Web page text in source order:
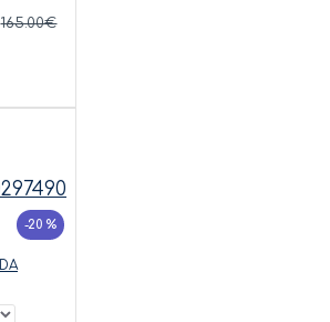
165.00€
-20 %